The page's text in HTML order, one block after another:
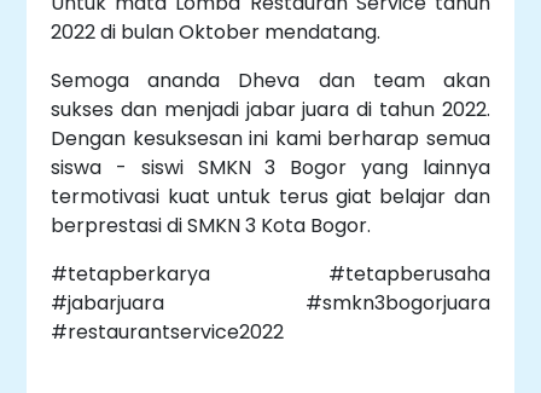
2022 di bulan Oktober mendatang.
Semoga ananda Dheva dan team akan
sukses dan menjadi jabar juara di tahun 2022.
Dengan kesuksesan ini kami berharap semua
siswa - siswi SMKN 3 Bogor yang lainnya
termotivasi kuat untuk terus giat belajar dan
berprestasi di SMKN 3 Kota Bogor.
#tetapberkarya #tetapberusaha
#jabarjuara #smkn3bogorjuara
#restaurantservice2022